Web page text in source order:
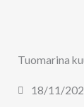
Tuomarina
18/11/